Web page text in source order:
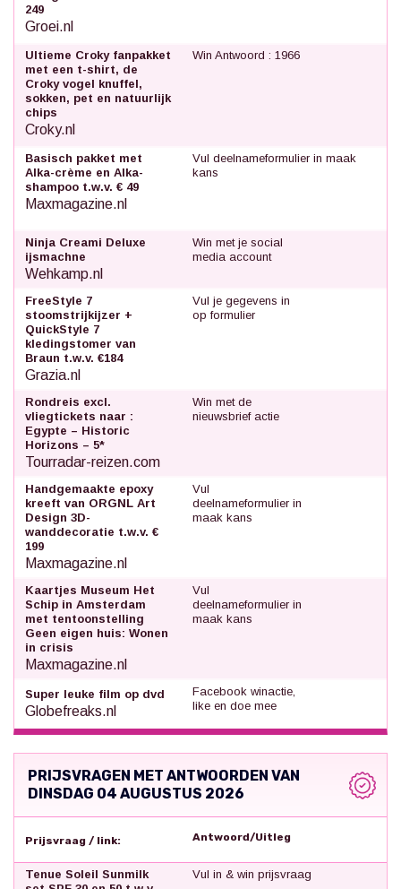
249
Groei.nl
Ultieme Croky fanpakket
met een t-shirt, de
Croky vogel knuffel,
sokken, pet en natuurlijk
chips
Croky.nl
Win Antwoord : 1966
Basisch pakket met
Alka-crème en Alka-
shampoo t.w.v. € 49
Maxmagazine.nl
Vul deelnameformulier in maak
kans
Ninja Creami Deluxe
ijsmachne
Wehkamp.nl
Win met je social
media account
FreeStyle 7
stoomstrijkijzer +
QuickStyle 7
kledingstomer van
Braun t.w.v. €184
Grazia.nl
Vul je gegevens in
op formulier
Rondreis excl.
vliegtickets naar :
Egypte – Historic
Horizons – 5*
Tourradar-reizen.com
Win met de
nieuwsbrief actie
Handgemaakte epoxy
kreeft van ORGNL Art
Design 3D-
wanddecoratie t.w.v. €
199
Maxmagazine.nl
Vul
deelnameformulier in
maak kans
Kaartjes Museum Het
Schip in Amsterdam
met tentoonstelling
Geen eigen huis: Wonen
in crisis
Maxmagazine.nl
Vul
deelnameformulier in
maak kans
Super leuke film op dvd
Globefreaks.nl
Facebook winactie,
like en doe mee
PRIJSVRAGEN MET ANTWOORDEN VAN
DINSDAG 04 AUGUSTUS 2026
Prijsvraag / link: Antwoord/Uitleg
Tenue Soleil Sunmilk
Vul in & win prijsvraag